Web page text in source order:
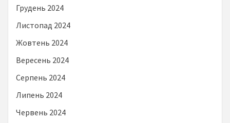
Грудень 2024
Листопад 2024
Жовтень 2024
Вересень 2024
Серпень 2024
Липень 2024
Червень 2024